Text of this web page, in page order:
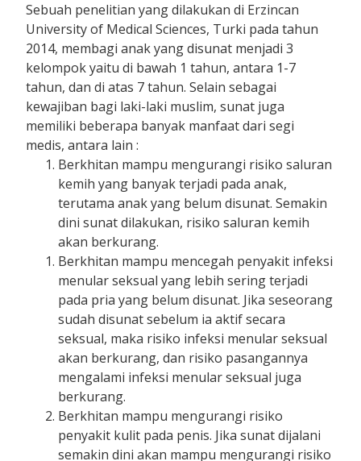
Sebuah penelitian yang dilakukan di Erzincan
University of Medical Sciences, Turki pada tahun
2014, membagi anak yang disunat menjadi 3
kelompok yaitu di bawah 1 tahun, antara 1-7
tahun, dan di atas 7 tahun. Selain sebagai
kewajiban bagi laki-laki muslim, sunat juga
memiliki beberapa banyak manfaat dari segi
medis, antara lain :
Berkhitan mampu mengurangi risiko saluran
kemih yang banyak terjadi pada anak,
terutama anak yang belum disunat. Semakin
dini sunat dilakukan, risiko saluran kemih
akan berkurang.
Berkhitan mampu mencegah penyakit infeksi
menular seksual yang lebih sering terjadi
pada pria yang belum disunat. Jika seseorang
sudah disunat sebelum ia aktif secara
seksual, maka risiko infeksi menular seksual
akan berkurang, dan risiko pasangannya
mengalami infeksi menular seksual juga
berkurang.
Berkhitan mampu mengurangi risiko
penyakit kulit pada penis. Jika sunat dijalani
semakin dini akan mampu mengurangi risiko